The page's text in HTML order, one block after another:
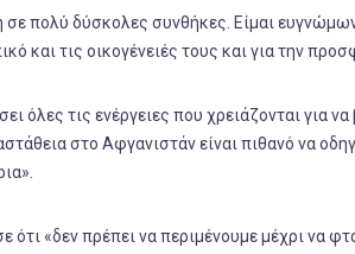
σε πολύ δύσκολες συνθήκες. Είμαι
και τις οικογένειές τους και για την
όλες τις ενέργειες που χρειάζονται για
στο Αφγανιστάν είναι πιθανό να
ότι «δεν πρέπει να περιμένουμε μέχρι να